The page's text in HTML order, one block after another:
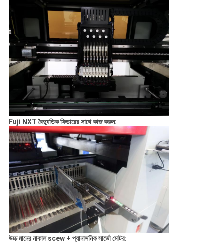
Fuji NXT বৈদ্যুতিক ফিডারের সাথে কাজ করুন:
উচ্চ মানের নাকাল scew + প্যানাসনিক সার্ভো মোটর: